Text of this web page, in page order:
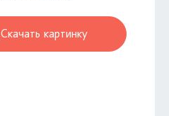
Скачать картинку